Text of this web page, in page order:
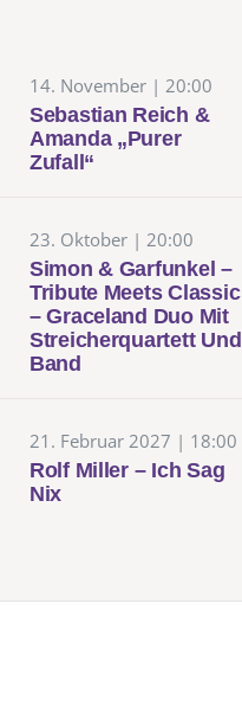
14. November | 20:00
Sebastian Reich &
Amanda „Purer
Zufall“
23. Oktober | 20:00
Simon & Garfunkel –
Tribute Meets Classic
– Graceland Duo Mit
Streicherquartett Und
Band
21. Februar 2027 | 18:00
Rolf Miller – Ich Sag
Nix